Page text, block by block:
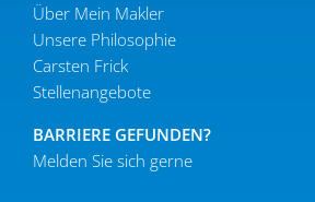
Über Mein Makler
Unsere Philo­sophie
Carsten Frick
Stellen­an­gebote
BARRIERE GEFUNDEN?
Melden Sie sich gerne